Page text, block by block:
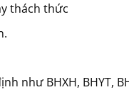
thách thức
như BHXH, BHYT,